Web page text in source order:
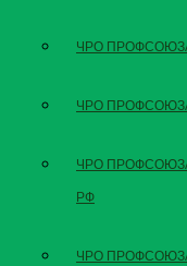
ЧРО
ЧРО
ЧРО
РФ
ЧРО